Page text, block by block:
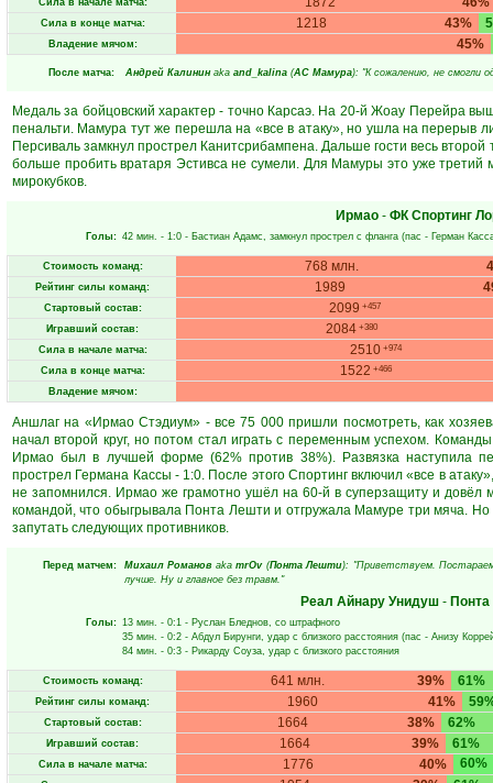
Сила в начале матча:
Сила в конце матча: 43%
1218
Владение мячом: 45%
После матча: Андрeй Кaлинин aka and_kalina (АС Мамура): "К сожалению, не смогли
Медаль за бойцовский характер - точно Карсаэ. На 20-й Жоау Перейра
пенальти. Мамура тут же перешла на «все в атаку», но ушла на перерыв
Персиваль замкнул прострел Канитсрибампена. Дальше гости весь
больше пробить вратаря Эстивса не сумели. Для Мамуры это уже третий
мирокубков.
Ирмао- ФК Спортинг
Голы: 42 мин. - 1:0 - Бастиан Адамс, замкнул прострел с фланга (пас - Герман
Стоимость команд: 768 млн.
Рейтинг силы команд: 1989
Стартовый состав: 2099 +457
Игравший состав: 2084 +380
Сила в начале матча: 2510 +974
Сила в конце матча: 1522 +466
Владение мячом:
Аншлаг на «Ирмао Стэдиум» - все 75 000 пришли посмотреть, как
начал второй круг, но потом стал играть с переменным успехом.
Ирмао был в лучшей форме (62% против 38%). Развязка наступила
прострел Германа Кассы - 1:0. После этого Спортинг включил «все в
не запомнился. Ирмао же грамотно ушёл на 60-й в суперзащиту и довёл
командой, что обыгрывала Понта Лешти и отгружала Мамуре три мяча.
запутать следующих противников.
Перед матчем: Михаил Романов aka mrOv (Понта Лешти): "Приветствуем.
лучше. Ну и главное без травм."
Реал Айнару Унидуш-
Голы: 13 мин. - 0:1 - Руслан Бледнов, со штрафного
35 мин. - 0:2 - Абдул Бирунги, удар с близкого расстояния (пас - Анизу
84 мин. - 0:3 - Рикарду Соуза, удар с близкого расстояния
Стоимость команд: 39%
641 млн. 61%
Рейтинг силы команд: 41%
1960
Стартовый состав: 38%
1664 62%
Игравший состав: 39%
1664 61%
Сила в начале матча: 40%
1776 60%